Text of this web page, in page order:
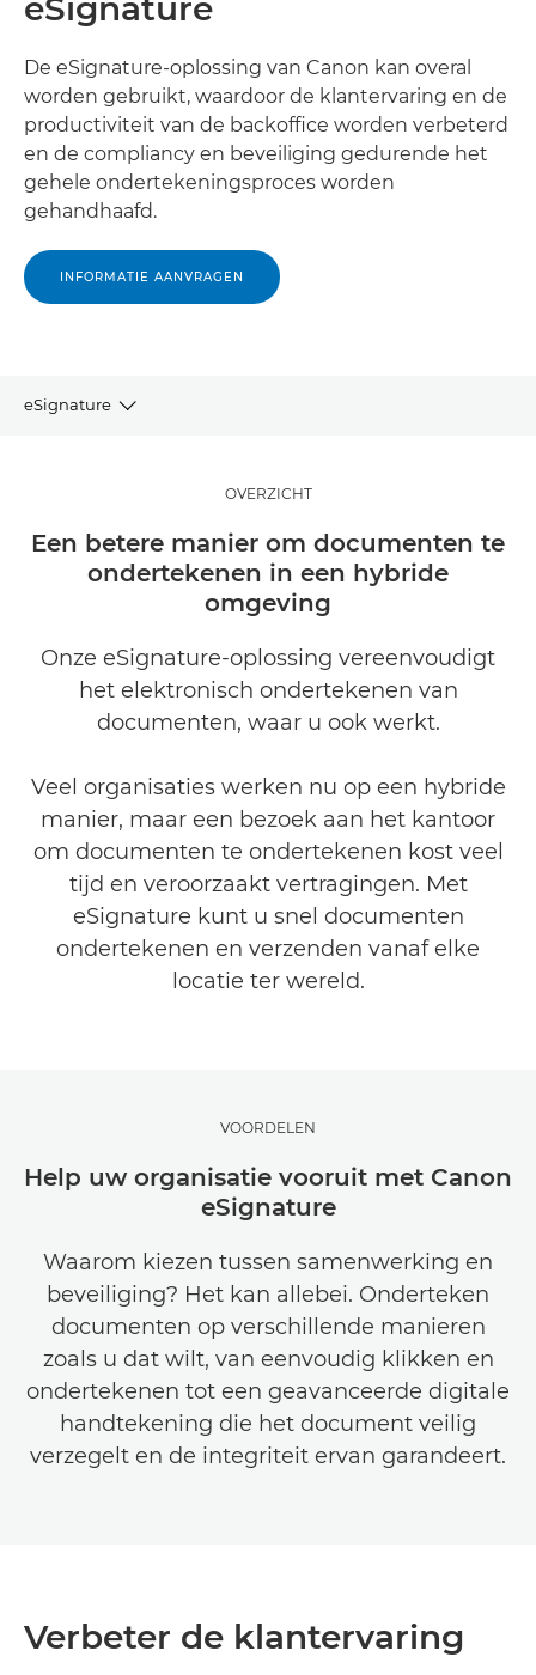
eSignature
De eSignature-oplossing van Canon kan overal
worden gebruikt, waardoor de klantervaring en de
productiviteit van de backoffice worden verbeterd
en de compliancy en beveiliging gedurende het
gehele ondertekeningsproces worden
gehandhaafd.
INFORMATIE AANVRAGEN
eSignature
GERELATEERDE OPLOSSINGEN
INFORMATIE AANVRAGEN
OVERZICHT
Een betere manier om documenten te
ondertekenen in een hybride
omgeving
Onze eSignature-oplossing vereenvoudigt
het elektronisch ondertekenen van
documenten, waar u ook werkt.
Veel organisaties werken nu op een hybride
manier, maar een bezoek aan het kantoor
om documenten te ondertekenen kost veel
tijd en veroorzaakt vertragingen. Met
eSignature kunt u snel documenten
ondertekenen en verzenden vanaf elke
locatie ter wereld.
VOORDELEN
Help uw organisatie vooruit met Canon
eSignature
Waarom kiezen tussen samenwerking en
beveiliging? Het kan allebei. Onderteken
documenten op verschillende manieren
zoals u dat wilt, van eenvoudig klikken en
ondertekenen tot een geavanceerde digitale
handtekening die het document veilig
verzegelt en de integriteit ervan garandeert.
Verbeter de klantervaring